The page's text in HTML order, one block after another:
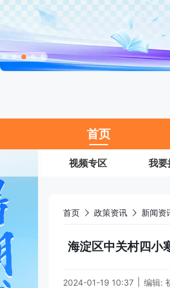
首页
视频专区 我要
首页 政策资讯 新闻资
海淀区中关村四小
2024-01-19 10:37 编辑: